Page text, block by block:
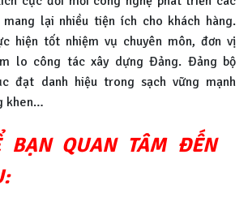
lại nhiều tiện ích cho khách hàng.
hiện tốt nhiệm vụ chuyên môn, đơn vị
lo công tác xây dựng Đảng. Đảng bộ
đạt danh hiệu trong sạch vững mạnh
khen…
BẠN QUAN TÂM ĐẾN